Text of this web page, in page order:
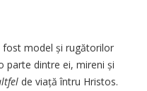
fost model și rugătorilor
parte dintre ei, mireni și
de viață întru Hristos.